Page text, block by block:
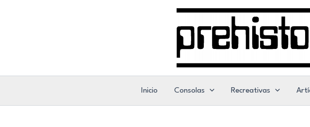
Inicio Consolas Recreativas